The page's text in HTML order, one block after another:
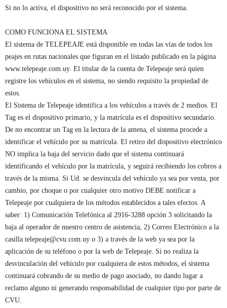
Si no lo activa, el dispositivo no será reconocido por el sistema.
COMO FUNCIONA EL SISTEMA
El sistema de TELEPEAJE está disponible en todas las vías de todos los
peajes en rutas nacionales que figuran en el listado publicado en la página
www.telepeaje.com.uy. El titular de la cuenta de Telepeaje será quien
registre los vehículos en el sistema, no siendo requisito la propiedad de
estos.
El Sistema de Telepeaje identifica a los vehículos a través de 2 medios. El
Tag es el dispositivo primario, y la matrícula es el dispositivo secundario.
De no encontrar un Tag en la lectura de la antena, el sistema procede a
identificar el vehículo por su matrícula. El retiro del dispositivo electrónico
NO implica la baja del servicio dado que el sistema continuará
identificando el vehículo por la matrícula, y seguirá recibiendo los cobros a
través de la misma. Si Ud. se desvincula del vehículo ya sea por venta, por
cambio, por choque o por cualquier otro motivo DEBE notificar a
Telepeaje por cualquiera de los métodos establecidos a tales efectos. A
saber: 1) Comunicación Telefónica al 2916-3288 opción 3 solicitando la
baja al operador de nuestro centro de asistencia, 2) Correo Electrónico a la
casilla telepeaje@cvu.com.uy o 3) a través de la web ya sea por la
aplicación de su teléfono o por la web de Telepeaje. Si no realiza la
desvinculación del vehículo por cualquiera de estos métodos, el sistema
continuará cobrando de su medio de pago asociado, no dando lugar a
reclamo alguno ni generando responsabilidad de cualquier tipo por parte de
CVU.